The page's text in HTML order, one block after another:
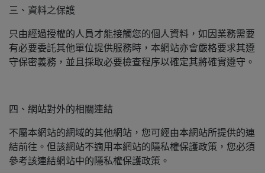
三、資料之保護
只由經過授權的人員才能接觸您的個人資料，如因業務需要
有必要委託其他單位提供服務時，本網站亦會嚴格要求其遵
守保密義務，並且採取必要檢查程序以確定其將確實遵守。
四、網站對外的相關連結
不屬本網站的網域的其他網站，您可經由本網站所提供的連
結前往。但該網站不適用本網站的隱私權保護政策，您必須
參考該連結網站中的隱私權保護政策。